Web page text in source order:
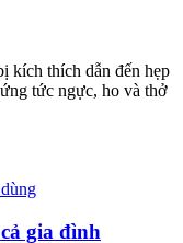
kích thích dẫn đến hẹp
tức ngực, ho và thở
gia đình